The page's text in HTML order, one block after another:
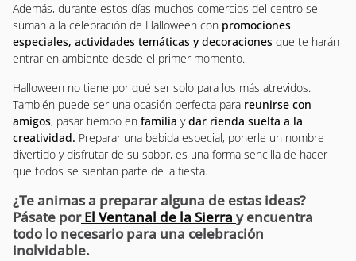
Además, durante estos días muchos comercios del centro se
suman a la celebración de Halloween con promociones
especiales, actividades temáticas y decoraciones que te harán
entrar en ambiente desde el primer momento.
Halloween no tiene por qué ser solo para los más atrevidos.
También puede ser una ocasión perfecta para reunirse con
amigos, pasar tiempo en familia ydar rienda suelta a la
creatividad. Preparar una bebida especial, ponerle un nombre
divertido y disfrutar de su sabor, es una forma sencilla de hacer
que todos se sientan parte de la fiesta.
¿Te animas a preparar alguna de estas ideas?
Pásate porEl Ventanal de la Sierra y encuentra
todo lo necesario para una celebración
inolvidable.